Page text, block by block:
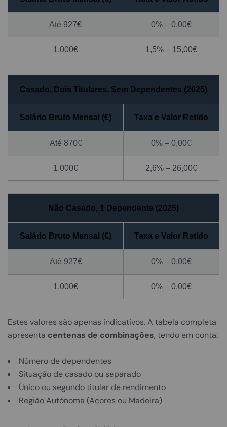
Até 927€ 0% – 0,00€
1.000€ 1,5% – 15,00€
Casado, Dois Titulares, Sem Dependentes (2025)
Salário Bruto Mensal (€) Taxa e Valor Retido
Até 870€ 0% – 0,00€
1.000€ 2,6% – 26,00€
Não Casado, 1 Dependente (2025)
Salário Bruto Mensal (€) Taxa e Valor Retido
Até 927€ 0% – 0,00€
1.000€ 0% – 0,00€
Estes valores são apenas indicativos. A tabela completa
apresenta centenas de combinações, tendo em conta:
Número de dependentes
Situação de casado ou separado
Único ou segundo titular de rendimento
Região Autónoma (Açores ou Madeira)